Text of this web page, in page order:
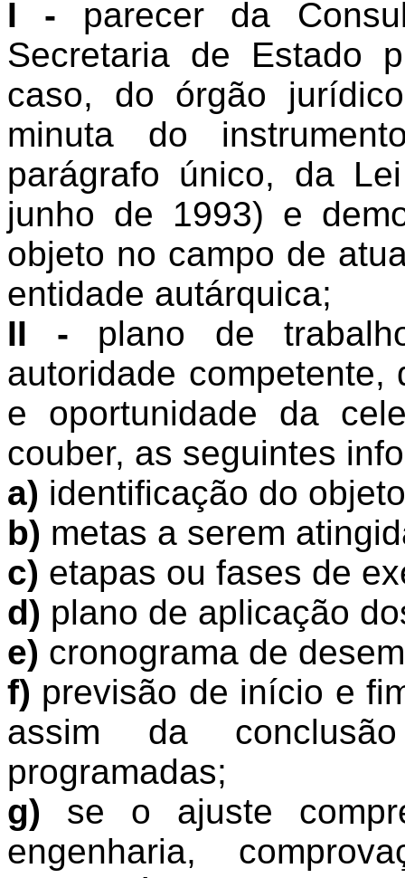
I - parecer da
Secretaria de Estado
caso, do órgão
minuta do
parágrafo único, da
junho de 1993) e
objeto no campo de
entidade autárquica;
II - plano de
autoridade competente,
e oportunidade da
couber, as seguintes
a) identificação do
b) metas a serem
c) etapas ou fases de
d) plano de aplicação
e) cronograma de
f) previsão de início e
assim da
programadas;
g) se o ajuste
engenharia,